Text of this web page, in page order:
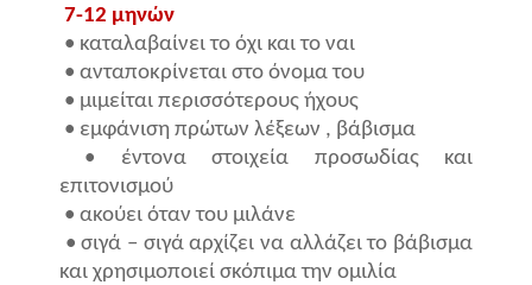
7-12 μηνών
• καταλαβαίνει το όχι και το ναι
• ανταποκρίνεται στο όνομα του
• μιμείται περισσότερους ήχους
• εμφάνιση πρώτων λέξεων , βάβισμα
• έντονα στοιχεία προσωδίας και
επιτονισμού
• ακούει όταν του μιλάνε
• σιγά – σιγά αρχίζει να αλλάζει το βάβισμα
και χρησιμοποιεί σκόπιμα την ομιλία